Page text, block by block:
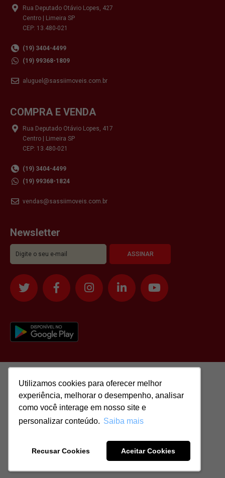
Utilizamos cookies para oferecer melhor
experiência, melhorar o desempenho, analisar
como você interage em nosso site e
personalizar conteúdo. Saiba mais
Recusar Cookies Aceitar Cookies
Utilizamos cookies para oferecer melhor
experiência, melhorar o desempenho, analisar
como você interage em nosso site e
personalizar conteúdo. Saiba mais
Recusar Cookies Aceitar Cookies
Rua Deputado Otávio Lopes, 427
Centro | Limeira SP
CEP: 13.480-021
(19) 3404-4499
(19) 99368-1809
aluguel@sassiimoveis.com.br
COMPRA E VENDA
Rua Deputado Otávio Lopes, 417
Centro | Limeira SP
CEP: 13.480-021
(19) 3404-4499
(19) 99368-1824
vendas@sassiimoveis.com.br
Newsletter
51.417.293/0001-48 | CRECI: J-04970/1